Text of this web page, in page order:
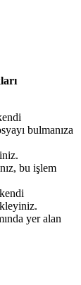
bulmanıza
bu işlem
yer alan